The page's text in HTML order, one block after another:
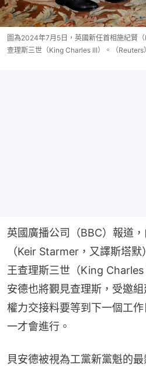
圖為2024年7月5日，英國新任首相施紀賢
查理斯三世（King Charles III）。（Reuters）
英國廣播公司（BBC）報道
（Keir Starmer，又譯斯塔
王查理斯三世（King
安德也將覲見查理斯，受邀
權力交接料要等到下一個工
一才會進行。
貝安德被視為工黨新黨魁的